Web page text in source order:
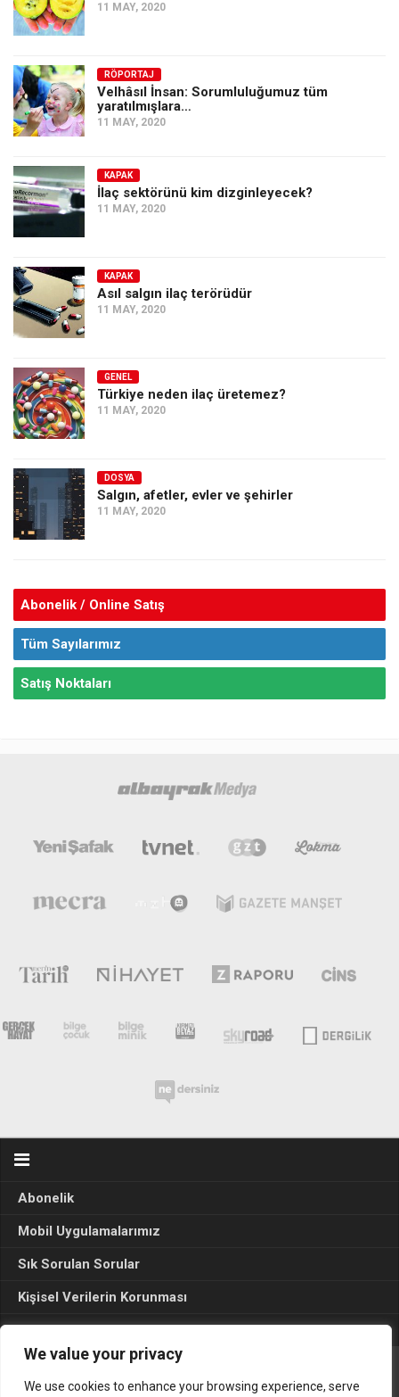
We value your privacy
We use cookies to enhance your browsing experience, serve
11 MAY, 2020
RÖPORTAJ
Velhâsıl İnsan: Sorumluluğumuz tüm
yaratılmışlara…
11 MAY, 2020
KAPAK
İlaç sektörünü kim dizginleyecek?
11 MAY, 2020
KAPAK
Asıl salgın ilaç terörüdür
11 MAY, 2020
GENEL
Türkiye neden ilaç üretemez?
11 MAY, 2020
DOSYA
Salgın, afetler, evler ve şehirler
11 MAY, 2020
Abonelik / Online Satış
Tüm Sayılarımız
Satış Noktaları
Abonelik
Mobil Uygulamalarımız
Sık Sorulan Sorular
Kişisel Verilerin Korunması
Seçim Sonuçları 2024